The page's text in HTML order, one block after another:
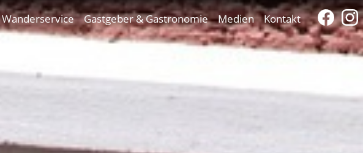
Wanderservice Gastgeber & Gastronomie Medien Kontakt